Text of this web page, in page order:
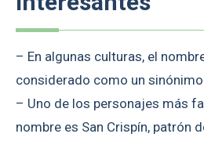
– En algunas culturas, el
considerado como un
– Uno de los personajes más
nombre es San Crispín, patrón